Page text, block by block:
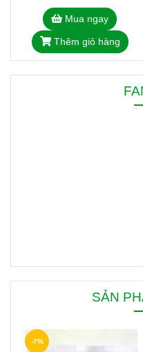
Mua ngay
Thêm giỏ hàng
SẢN
-7%